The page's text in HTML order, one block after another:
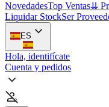
NovedadesTop Ventas⇊
Liquidar StockSer
ES
Hola, identifícate
Cuenta y pedidos